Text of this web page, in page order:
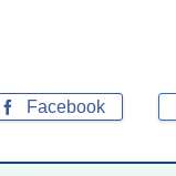
Facebook